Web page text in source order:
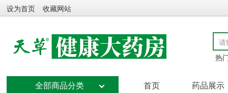
设为首页 收藏网站
热
全部商品分类 首页 药品展示